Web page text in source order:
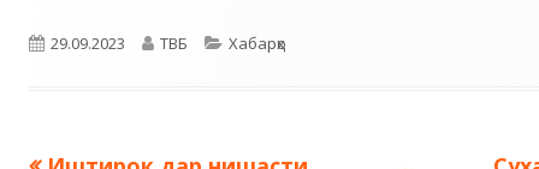
Опубликовано
29.09.2023 Автор
ТВБ Рубрики
Хабарҳо